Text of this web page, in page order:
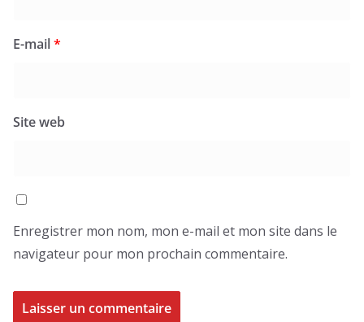
E-mail*
Site web
Enregistrer mon nom, mon e-mail et mon site dans le
navigateur pour mon prochain commentaire.